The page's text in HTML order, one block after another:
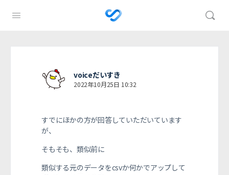
voiceだいすき
2022年10月25日 10:32
すでにほかの方が回答していただいています
が、
そもそも、類似前に
類似する元のデータをcsvか何かでアップして